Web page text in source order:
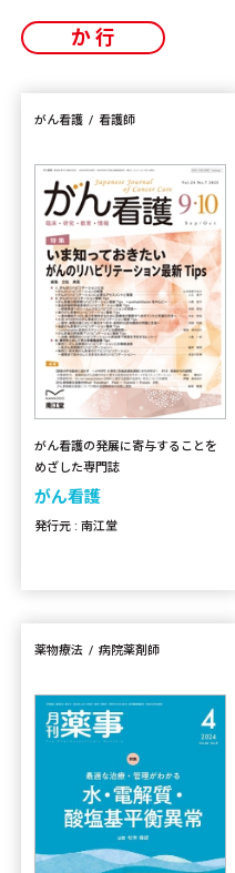
か行
がん看護 看護師
がん看護の発展に寄与することを
めざした専門誌
がん看護
発行元 : 南江堂
薬物療法 病院薬剤師